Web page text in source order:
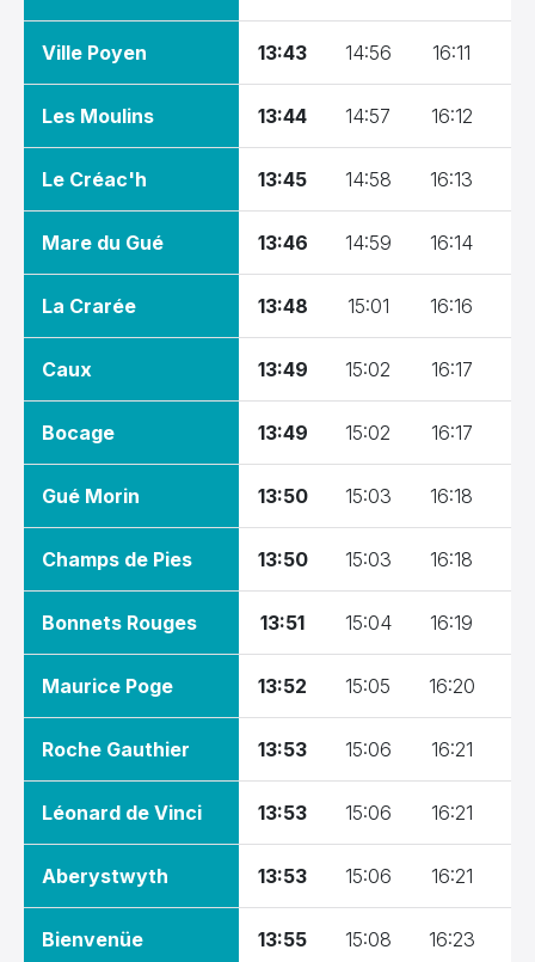
21:30
22:30
23:00
Ville Poyen 13:43 14:56 16:11
Les Moulins 13:44 14:57 16:12
Le Créac'h 13:45 14:58 16:13
Mare du Gué 13:46 14:59 16:14
La Crarée 13:48 15:01 16:16
Caux 13:49 15:02 16:17
Bocage 13:49 15:02 16:17
Gué Morin 13:50 15:03 16:18
Champs de Pies 13:50 15:03 16:18
Bonnets Rouges 13:51 15:04 16:19
Maurice Poge 13:52 15:05 16:20
Roche Gauthier 13:53 15:06 16:21
Léonard de Vinci 13:53 15:06 16:21
Aberystwyth 13:53 15:06 16:21
Bienvenüe 13:55 15:08 16:23